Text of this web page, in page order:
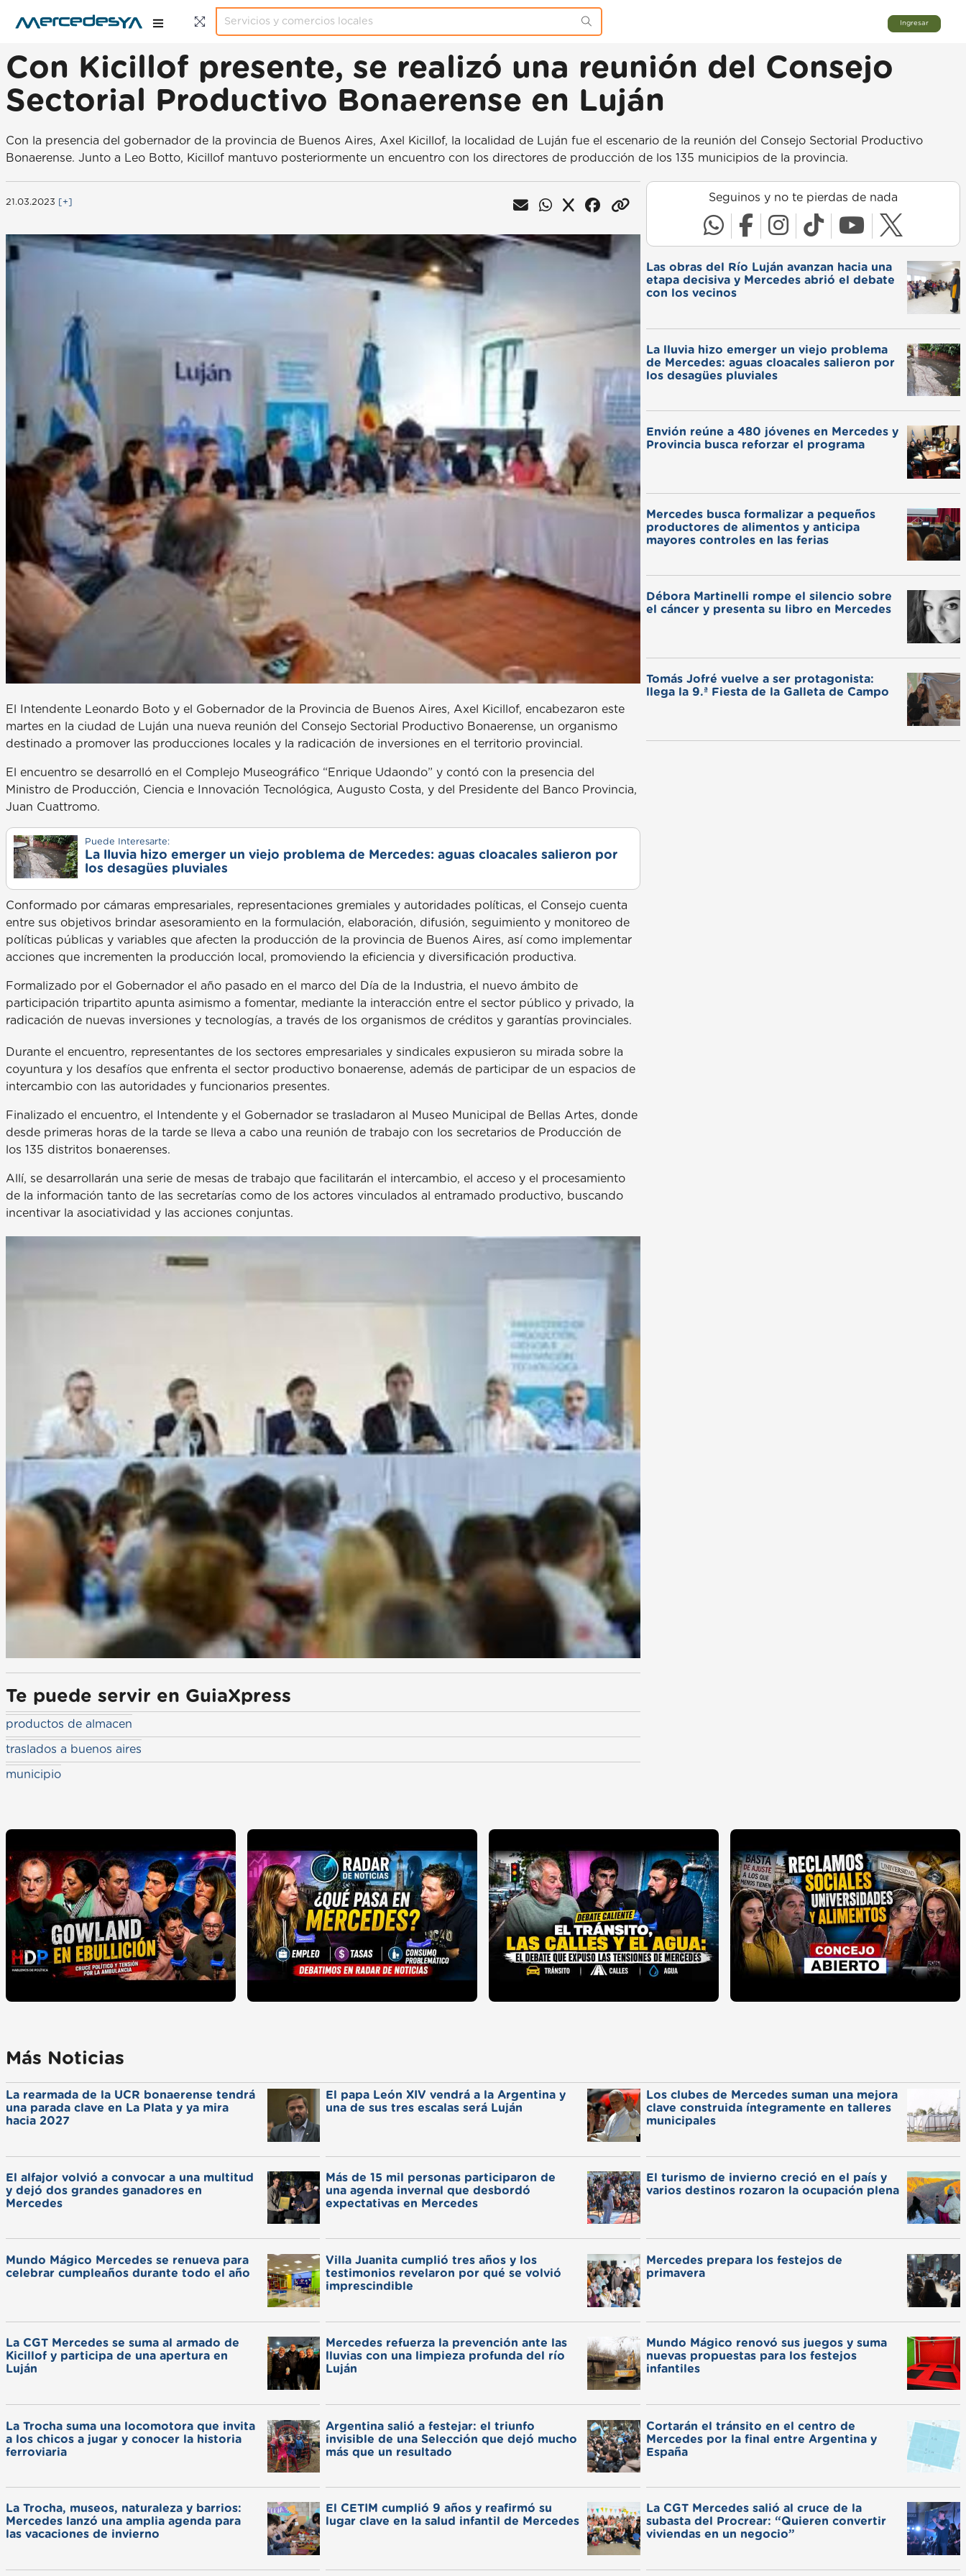
Ingresar
Con Kicillof presente, se realizó una reunión del Consejo
Sectorial Productivo Bonaerense en Luján
Con la presencia del gobernador de la provincia de Buenos Aires, Axel Kicillof, la localidad de Luján fue el escenario de la reunión del Consejo Sectorial Productivo
Bonaerense. Junto a Leo Botto, Kicillof mantuvo posteriormente un encuentro con los directores de producción de los 135 municipios de la provincia.
21.03.2023 [+]
El Intendente Leonardo Boto y el Gobernador de la Provincia de Buenos Aires, Axel Kicillof, encabezaron este
martes en la ciudad de Luján una nueva reunión del Consejo Sectorial Productivo Bonaerense, un organismo
destinado a promover las producciones locales y la radicación de inversiones en el territorio provincial.
El encuentro se desarrolló en el Complejo Museográfico “Enrique Udaondo” y contó con la presencia del
Ministro de Producción, Ciencia e Innovación Tecnológica, Augusto Costa, y del Presidente del Banco Provincia,
Juan Cuattromo.
Puede Interesarte:
La lluvia hizo emerger un viejo problema de Mercedes: aguas cloacales salieron por
los desagües pluviales
Conformado por cámaras empresariales, representaciones gremiales y autoridades políticas, el Consejo cuenta
entre sus objetivos brindar asesoramiento en la formulación, elaboración, difusión, seguimiento y monitoreo de
políticas públicas y variables que afecten la producción de la provincia de Buenos Aires, así como implementar
acciones que incrementen la producción local, promoviendo la eficiencia y diversificación productiva.
Formalizado por el Gobernador el año pasado en el marco del Día de la Industria, el nuevo ámbito de
participación tripartito apunta asimismo a fomentar, mediante la interacción entre el sector público y privado, la
radicación de nuevas inversiones y tecnologías, a través de los organismos de créditos y garantías provinciales.
Durante el encuentro, representantes de los sectores empresariales y sindicales expusieron su mirada sobre la
coyuntura y los desafíos que enfrenta el sector productivo bonaerense, además de participar de un espacios de
intercambio con las autoridades y funcionarios presentes.
Finalizado el encuentro, el Intendente y el Gobernador se trasladaron al Museo Municipal de Bellas Artes, donde
desde primeras horas de la tarde se lleva a cabo una reunión de trabajo con los secretarios de Producción de
los 135 distritos bonaerenses.
Allí, se desarrollarán una serie de mesas de trabajo que facilitarán el intercambio, el acceso y el procesamiento
de la información tanto de las secretarías como de los actores vinculados al entramado productivo, buscando
incentivar la asociatividad y las acciones conjuntas.
Te puede servir en GuiaXpress
productos de almacen
traslados a buenos aires
municipio
Seguinos y no te pierdas de nada
Las obras del Río Luján avanzan hacia una
etapa decisiva y Mercedes abrió el debate
con los vecinos
La lluvia hizo emerger un viejo problema
de Mercedes: aguas cloacales salieron por
los desagües pluviales
Envión reúne a 480 jóvenes en Mercedes y
Provincia busca reforzar el programa
Mercedes busca formalizar a pequeños
productores de alimentos y anticipa
mayores controles en las ferias
Débora Martinelli rompe el silencio sobre
el cáncer y presenta su libro en Mercedes
Tomás Jofré vuelve a ser protagonista:
llega la 9.ª Fiesta de la Galleta de Campo
Más Noticias
La rearmada de la UCR bonaerense tendrá
una parada clave en La Plata y ya mira
hacia 2027
El papa León XIV vendrá a la Argentina y
una de sus tres escalas será Luján
Los clubes de Mercedes suman una mejora
clave construida íntegramente en talleres
municipales
El alfajor volvió a convocar a una multitud
y dejó dos grandes ganadores en
Mercedes
Más de 15 mil personas participaron de
una agenda invernal que desbordó
expectativas en Mercedes
El turismo de invierno creció en el país y
varios destinos rozaron la ocupación plena
Mundo Mágico Mercedes se renueva para
celebrar cumpleaños durante todo el año
Villa Juanita cumplió tres años y los
testimonios revelaron por qué se volvió
imprescindible
Mercedes prepara los festejos de
primavera
La CGT Mercedes se suma al armado de
Kicillof y participa de una apertura en
Luján
Mercedes refuerza la prevención ante las
lluvias con una limpieza profunda del río
Luján
Mundo Mágico renovó sus juegos y suma
nuevas propuestas para los festejos
infantiles
La Trocha suma una locomotora que invita
a los chicos a jugar y conocer la historia
ferroviaria
Argentina salió a festejar: el triunfo
invisible de una Selección que dejó mucho
más que un resultado
Cortarán el tránsito en el centro de
Mercedes por la final entre Argentina y
España
La Trocha, museos, naturaleza y barrios:
Mercedes lanzó una amplia agenda para
las vacaciones de invierno
El CETIM cumplió 9 años y reafirmó su
lugar clave en la salud infantil de Mercedes
La CGT Mercedes salió al cruce de la
subasta del Procrear: “Quieren convertir
viviendas en un negocio”